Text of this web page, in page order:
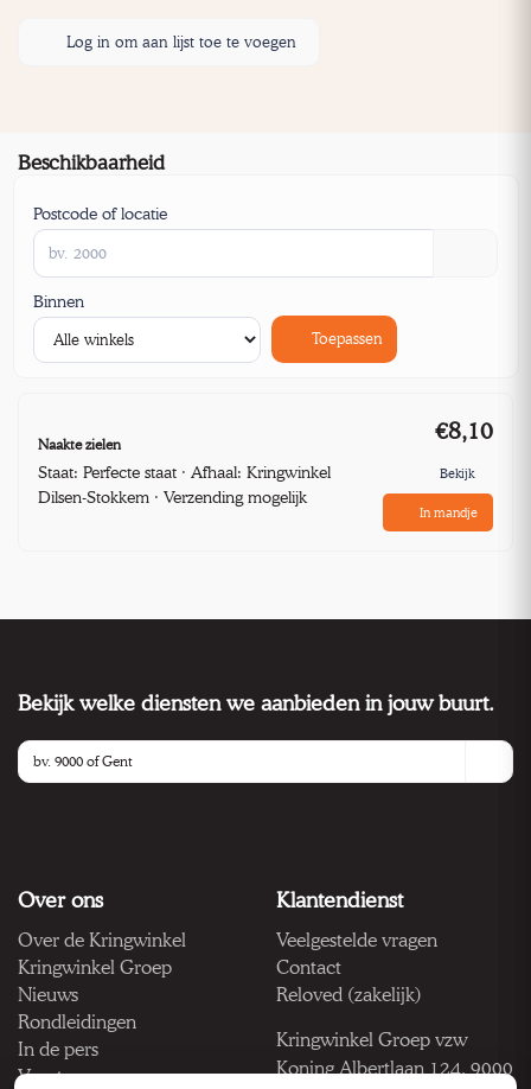
Log in om aan lijst toe te voegen
Beschikbaarheid
Postcode of locatie
Binnen
Toepassen
Naakte zielen
Staat: Perfecte staat · Afhaal: Kringwinkel
Dilsen-Stokkem · Verzending mogelijk
€8,10
Bekijk
In mandje
Bekijk welke diensten we aanbieden in jouw buurt.
Over ons
Over de Kringwinkel
Kringwinkel Groep
Nieuws
Rondleidingen
In de pers
Vacatures
Klantendienst
Veelgestelde vragen
Contact
Reloved (zakelijk)
Kringwinkel Groep vzw
Koning Albertlaan 124, 9000